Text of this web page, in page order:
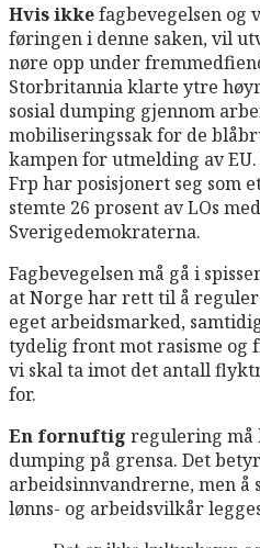
Hvis ikkefagbevegelsen og
føringen i denne saken, vil
nøre opp under
Storbritannia klarte ytre
sosial dumping gjennom
mobiliseringssak for de
kampen for utmelding av
Frp har posisjonert seg som
stemte 26 prosent av LOs
Sverigedemokraterna.
Fagbevegelsen må gå i
at Norge har rett til å
eget arbeidsmarked,
tydelig front mot rasisme og
vi skal ta imot det antall
for.
En fornuftig regulering må
dumping på grensa. Det
arbeidsinnvandrerne, men å
lønns- og arbeidsvilkår